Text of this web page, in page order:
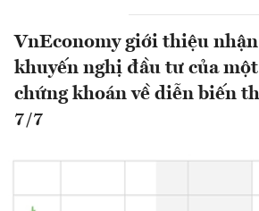
VnEconomy giới thiệu
khuyến nghị đầu tư của một
chứng khoán về diễn biến
7/7